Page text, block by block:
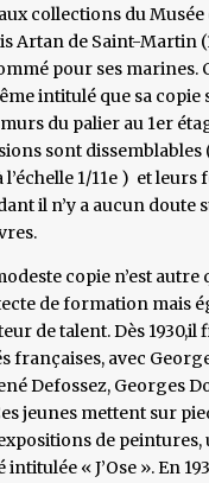
collections du Musée
Artan de Saint-Martin
pour ses marines.
intitulé que sa copie
du palier au 1er
sont dissemblables
1/11e ) et leurs
il n’y a aucun doute
copie n’est autre
de formation mais
de talent. Dès 1930,il
françaises, avec
Defossez, Georges
jeunes mettent sur
de peintures,
« J’Ose ». En